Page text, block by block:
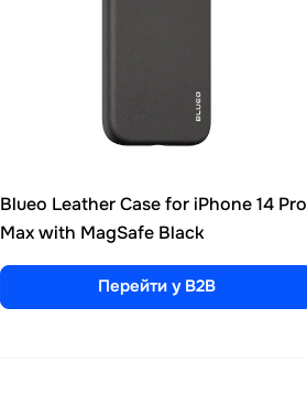
Blueo Leather Case for iPhone 14 Pro
Max with MagSafe Black
Перейти у B2B